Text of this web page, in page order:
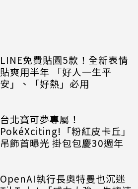
LINE免費貼圖5款！全新表情
貼爽用半年 「好人一生平
安」、「好熱」必用
台北寶可夢專屬！
PokéXciting!「粉紅皮卡丘」
吊飾首曝光 掛包包慶30週年
OpenAI執行長奧特曼也沉迷